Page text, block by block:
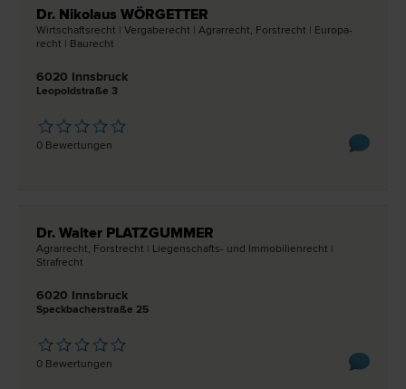
Dr. Nikolaus WÖRGETTER
Wirtschafts­recht | Vergabe­recht | Agrar­recht, Forst­recht | Europa­
recht | Bau­recht
6020 Innsbruck
Leopoldstraße 3
0 Bewertungen
Dr. Walter PLATZGUMMER
Agrar­recht, Forst­recht | Liegenschafts- und Immobilien­recht |
Straf­recht
6020 Innsbruck
Speckbacherstraße 25
0 Bewertungen